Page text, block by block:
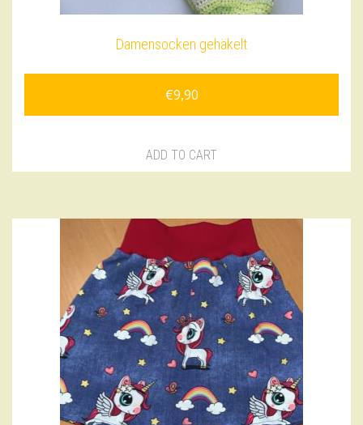
Damensocken gehäkelt
€9,90
ADD TO CART